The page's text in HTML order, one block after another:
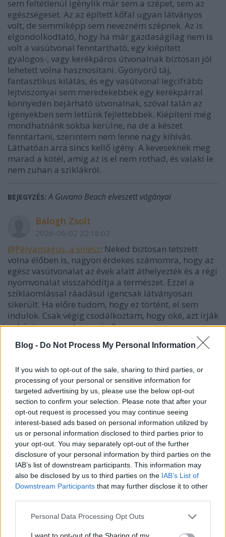
Blog - Do Not Process My Personal Information
If you wish to opt-out of the sale, sharing to third parties, or
processing of your personal or sensitive information for
targeted advertising by us, please use the below opt-out
section to confirm your selection. Please note that after your
opt-out request is processed you may continue seeing
interest-based ads based on personal information utilized by
us or personal information disclosed to third parties prior to
your opt-out. You may separately opt-out of the further
disclosure of your personal information by third parties on the
IAB’s list of downstream participants. This information may
also be disclosed by us to third parties on the IAB’s List of
Downstream Participants that may further disclose it to other
Please note that this website/app uses one or more Google
not limited to your visit or usage behaviour. You may click to
Personal Data Processing Opt Outs
I want to opt-out of the Sharing of my
sem feltétlenül igénylik már sem a szépet, sem az
egészségeset. Az az épített kőfal ugyan látványos
volt, de semmiképp sem nevezném szépnek. Az is
elgondolkodtató, hogy ha már gazdaságilag nem is
volt a vasútvonal fenntartható, egy kiépített
gyalogos-, vagy kerékpáros útvonalnak biztosan jól
lehetett volna hasznosítani. Gyönyörű táj,
fantasztikus kilátás, és egy vasútvonal legcifrább
lejtviszonyai sem meredekebbek egy kerékpárral
könnyedén bejárható útvonalnak, szóval talán az
igényekben sem lettünk fejlettebbek. Kiépíteni még
mondhatnánk sokba kerülne, na de a készet
fenntartani, szerintem nem lenne nagy kihívás.
Láthatóan arra sincs kellő igény. A keveseknek meg
marad a kötél, amíg az is el nem rothad, és valaki le
nem zuhan a sziklákról.
BEJEGYZÉS:A Guvano Beach elveszett vágányai
Balogh Zsolt
2026-06-02 22:18:02
@Pályamágus, a sínész: Neked biztosan tetszett
volna élőben is, nagyon érdekes számomra, hogy az
egész vasútvonalat az évek alatt áthelyezték és a régi
nyomvonalat visszahódítja a természet. Ezzel a
sziklaomlással ráadásul igencsak látványosan
sikerült. Ha előre tudom, hogy ez történt, el sem
indulok. Csak végig csodálkoztam, hogy oké, azt írják
nehéz terep, na de ennyire?
Pályamágus, a sínész
2026-06-02 19:55:51
Nagyon jól sikerült beszámoló. Izgalmas is,
látványos is.
Egy hazai vonatkozású dolog jutott róla eszembe. A
Vác felé vezető vasútvonal Dömössel szembeni
szakasza egy nagyon látványos, de omlásveszélyes
sziklavonulat alatt vezet. Talán kevesen tudják, de
ezeket a sziklákat rendszeresen ellenőrzik ipari
ezzel elkerülhető legyen egy nagymértékű és